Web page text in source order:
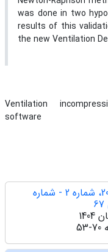
was done in two
results of this
the new Ventilation
Ventilation
software
دوره 20، شماره 2 - شماره
53-70